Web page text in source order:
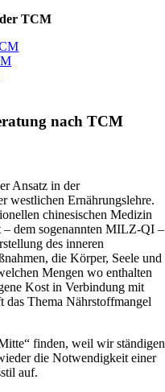
der TCM
nach TCM
Ansatz in der
westlichen Ernährungslehre.
chinesischen Medizin
– dem sogenannten MILZ-QI –
des inneren
die Körper, Seele und
Mengen wo enthalten
Kost in Verbindung mit
das Thema Nährstoffmangel
finden, weil wir ständigen
die Notwendigkeit einer
auf.